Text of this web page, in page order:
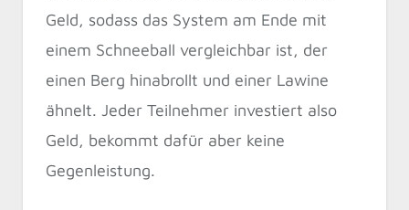
Geld, sodass das System am Ende mit
einem Schneeball vergleichbar ist, der
einen Berg hinabrollt und einer Lawine
ähnelt. Jeder Teilnehmer investiert also
Geld, bekommt dafür aber keine
Gegenleistung.